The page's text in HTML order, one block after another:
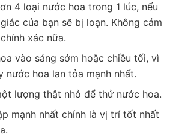
4 loại nước hoa trong 1 lúc, nếu
của bạn sẽ bị loạn. Không cảm
xác nữa.
vào sáng sớm hoặc chiều tối, vì
nước hoa lan tỏa mạnh nhất.
lượng thật nhỏ để thử nước hoa.
mạnh nhất chính là vị trí tốt nhất